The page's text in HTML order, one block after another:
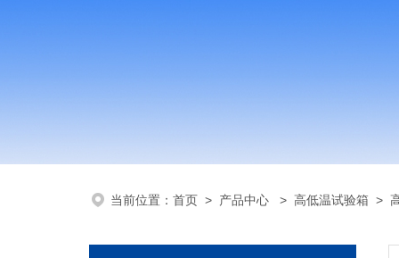
当前位置： 首页 > 产品中心 > 高低温试验箱 >